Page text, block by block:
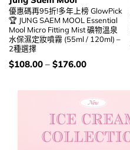
優惠碼再95折!多年上榜 GlowPick
🏆 JUNG SAEM MOOL Essential
Mool Micro Fitting Mist 礦物溫泉
水保濕定妝噴霧 (55ml / 120ml) –
2種選擇
價
錢：
$108.00– $176.00